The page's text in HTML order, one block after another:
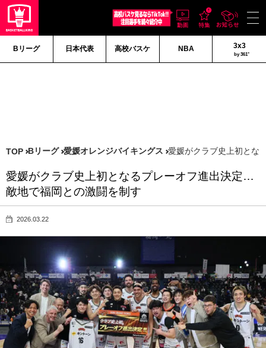
Bリーグ 日本代表 高校バスケ NBA 3x3
by 361°
TOP Bリーグ 愛媛オレンジバイキングス 愛媛がクラブ史上初とな
愛媛がクラブ史上初となるプレーオフ進出決定…
敵地で福岡との激闘を制す
2026.03.22